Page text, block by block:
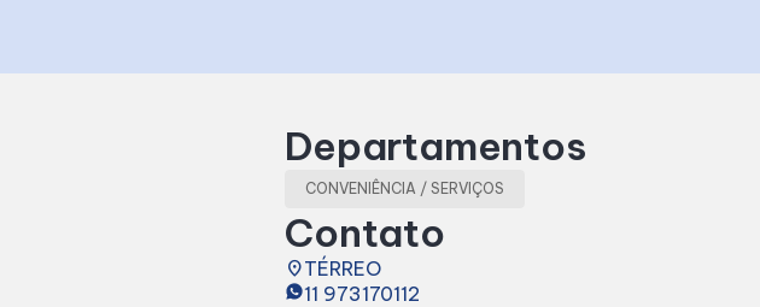
Departamentos
CONVENIÊNCIA / SERVIÇOS
Contato
placeTÉRREO
11 973170112